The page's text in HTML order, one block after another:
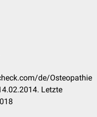
de/Osteopathie
Letzte